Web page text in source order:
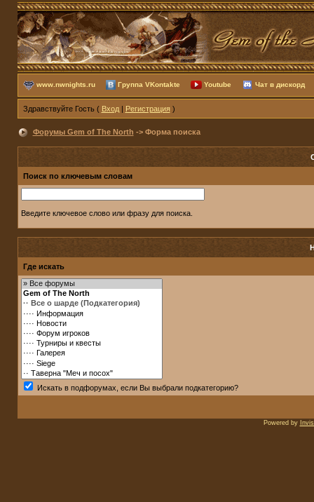
www.nwnights.ru Группа VKontakte Youtube Чат в дискорд
Здравствуйте Гость ( Вход| Регистрация)
Форумы Gem of The North -> Форма поиска
Поиск по ключевым словам
Введите ключевое слово или фразу для поиска.
Где искать
Искать в подфорумах, если Вы выбрали подкатегорию?
Powered by